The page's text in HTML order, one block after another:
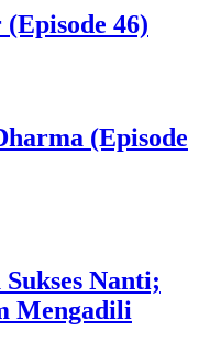
46)
(Episode
Nanti;
Mengadili